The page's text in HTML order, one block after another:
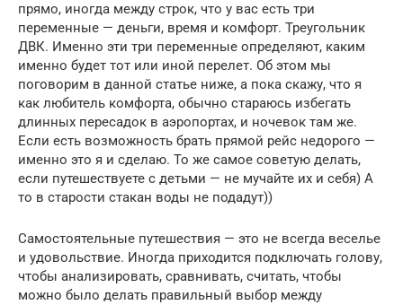
прямо, иногда между строк, что у вас есть три
переменные — деньги, время и комфорт. Треугольник
ДВК. Именно эти три переменные определяют, каким
именно будет тот или иной перелет. Об этом мы
поговорим в данной статье ниже, а пока скажу, что я
как любитель комфорта, обычно стараюсь избегать
длинных пересадок в аэропортах, и ночевок там же.
Если есть возможность брать прямой рейс недорого —
именно это я и сделаю. То же самое советую делать,
если путешествуете с детьми — не мучайте их и себя) А
то в старости стакан воды не подадут))
Самостоятельные путешествия — это не всегда веселье
и удовольствие. Иногда приходится подключать голову,
чтобы анализировать, сравнивать, считать, чтобы
можно было делать правильный выбор между